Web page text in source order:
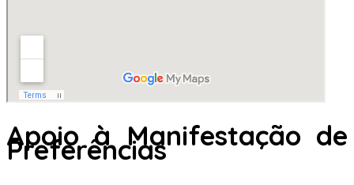
Apoio à Manifestação de
Preferências